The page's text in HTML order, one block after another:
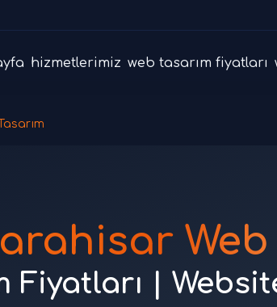
hizmetlerimiz web tasarım fiyatları
Web
Fiyatları |